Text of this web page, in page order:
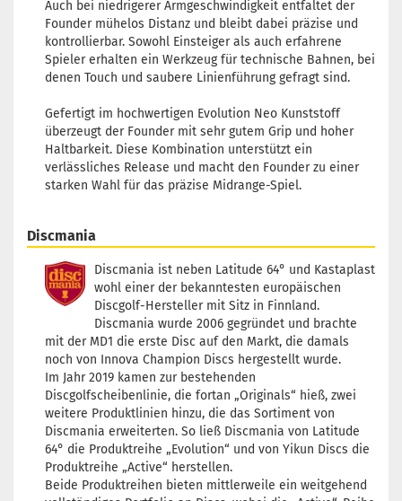
Auch bei niedrigerer Armgeschwindigkeit entfaltet der
Founder mühelos Distanz und bleibt dabei präzise und
kontrollierbar. Sowohl Einsteiger als auch erfahrene
Spieler erhalten ein Werkzeug für technische Bahnen, bei
denen Touch und saubere Linienführung gefragt sind.
Gefertigt im hochwertigen Evolution Neo Kunststoff
überzeugt der Founder mit sehr gutem Grip und hoher
Haltbarkeit. Diese Kombination unterstützt ein
verlässliches Release und macht den Founder zu einer
starken Wahl für das präzise Midrange-Spiel.
Discmania
Discmania ist neben Latitude 64° und Kastaplast
wohl einer der bekanntesten europäischen
Discgolf-Hersteller mit Sitz in Finnland.
Discmania wurde 2006 gegründet und brachte
mit der MD1 die erste Disc auf den Markt, die damals
noch von Innova Champion Discs hergestellt wurde.
Im Jahr 2019 kamen zur bestehenden
Discgolfscheibenlinie, die fortan „Originals“ hieß, zwei
weitere Produktlinien hinzu, die das Sortiment von
Discmania erweiterten. So ließ Discmania von Latitude
64° die Produktreihe „Evolution“ und von Yikun Discs die
Produktreihe „Active“ herstellen.
Beide Produktreihen bieten mittlerweile ein weitgehend